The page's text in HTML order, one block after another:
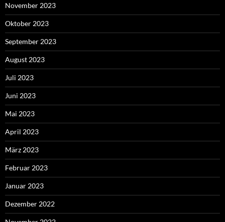
November 2023
Oktober 2023
September 2023
August 2023
Juli 2023
Juni 2023
Mai 2023
April 2023
März 2023
Februar 2023
Januar 2023
Dezember 2022